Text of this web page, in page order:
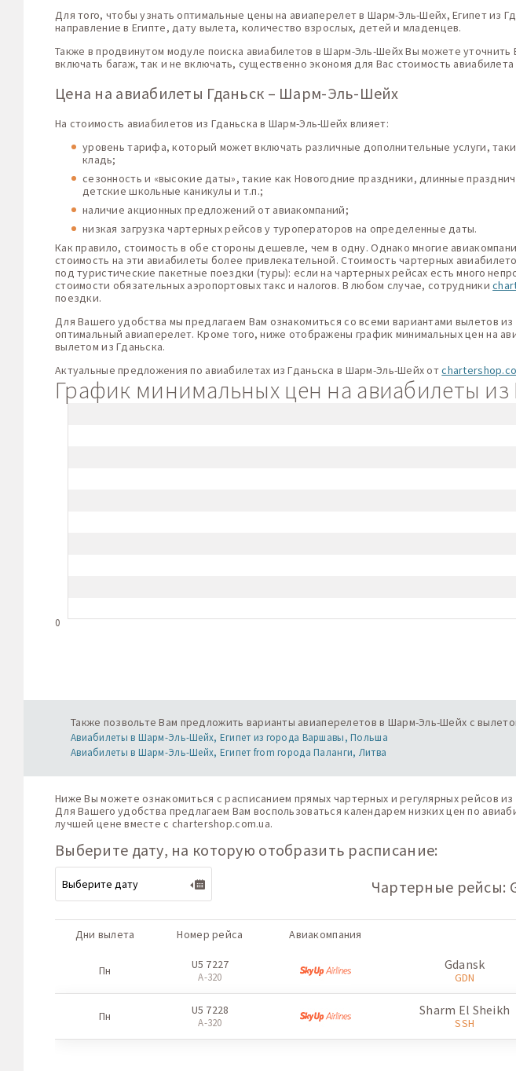
Для того, чтобы узнать оптимальные цены на авиаперелет в Шарм-Эль-Шейх, Египет из
направление в Египте, дату вылета, количество взрослых, детей и младенцев.
Также в продвинутом модуле поиска авиабилетов в Шарм-Эль-Шейх Вы можете
включать багаж, так и не включать, существенно экономя для Вас стоимость
Цена на авиабилеты Гданьск – Шарм-Эль-Шейх
На стоимость авиабилетов из Гданьска в Шарм-Эль-Шейх влияет:
уровень тарифа, который может включать различные дополнительные услуги,
кладь;
сезонность и «высокие даты», такие как Новогодние праздники, длинные
детские школьные каникулы и т.п.;
наличие акционных предложений от авиакомпаний;
низкая загрузка чартерных рейсов у туроператоров на определенные даты.
Как правило, стоимость в обе стороны дешевле, чем в одну. Однако многие
стоимость на эти авиабилеты более привлекательной. Стоимость чартерных
под туристические пакетные поездки (туры): если на чартерных рейсах есть много
стоимости обязательных аэропортовых такс и налогов. В любом случае, сотрудники
поездки.
Для Вашего удобства мы предлагаем Вам ознакомиться со всеми вариантами вылетов
оптимальный авиаперелет. Кроме того, ниже отображены график минимальных цен на
вылетом из Гданьска.
Актуальные предложения по авиабилетах из Гданьска в Шарм-Эль-Шейх от
График минимальных цен на авиабилеты
0
Также позвольте Вам предложить варианты авиаперелетов в Шарм-Эль-Шейх с
Авиабилеты в Шарм-Эль-Шейх, Египет из города Варшавы, Польша
Авиабилеты в Шарм-Эль-Шейх, Египет from города Паланги, Литва
Ниже Вы можете ознакомиться с расписанием прямых чартерных и регулярных рейсов
Для Вашего удобства предлагаем Вам воспользоваться календарем низких цен по
лучшей цене вместе с chartershop.com.ua.
Выберите дату, на которую отобразить расписание:
Чартерные рейсы:
Дни вылета Номер рейса Авиакомпания
Пн U5 7227
A-320
Gdansk
GDN
Пн U5 7228
A-320
Sharm El Sheikh
SSH